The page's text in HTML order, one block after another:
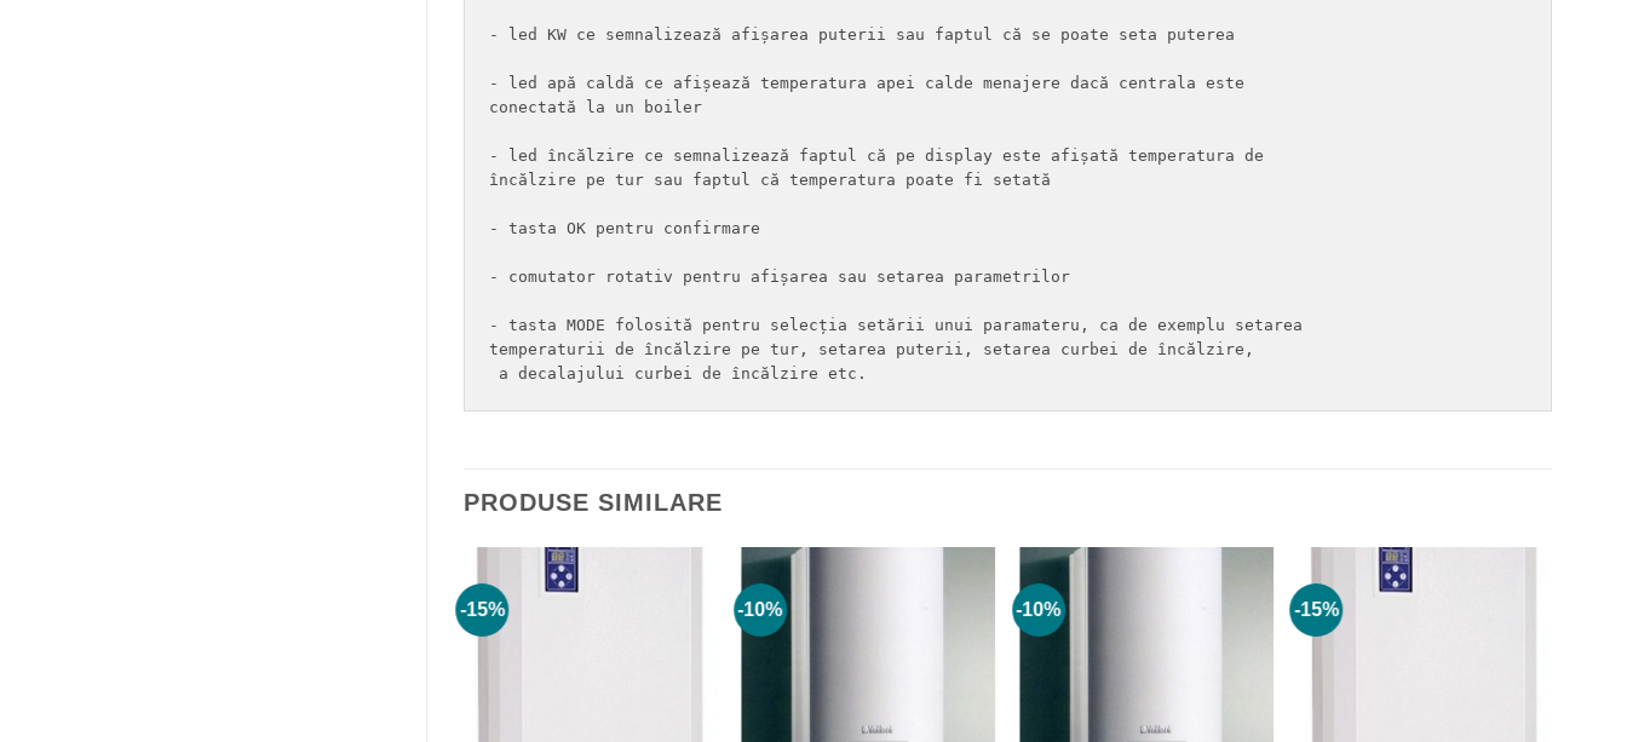
- led KW ce semnalizează afișarea puterii sau faptul că se poate seta puterea
- led apă caldă ce afișează temperatura apei calde menajere dacă centrala este
conectată la un boiler
- led încălzire ce semnalizează faptul că pe display este afișată temperatura de
încălzire pe tur sau faptul că temperatura poate fi setată
- tasta OK pentru confirmare
- comutator rotativ pentru afișarea sau setarea parametrilor
- tasta MODE folosită pentru selecția setării unui paramateru, ca de exemplu setarea
temperaturii de încălzire pe tur, setarea puterii, setarea curbei de încălzire,
a decalajului curbei de încălzire etc.
PRODUSE SIMILARE
-15% -10% -10% -15%